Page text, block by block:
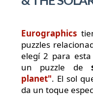
Eurographics
puzzles
elegí 2 para
un puzzle de
planet". El sol
da un toque